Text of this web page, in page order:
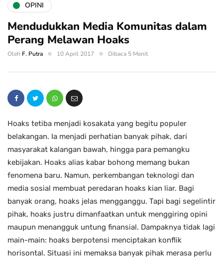
OPINI
Mendudukkan Media Komunitas dalam
Perang Melawan Hoaks
Oleh F. Putra 10 April 2017 Dibaca 5 Menit
Hoaks tetiba menjadi kosakata yang begitu populer
belakangan. Ia menjadi perhatian banyak pihak, dari
masyarakat kalangan bawah, hingga para pemangku
kebijakan. Hoaks alias kabar bohong memang bukan
fenomena baru. Namun, perkembangan teknologi dan
media sosial membuat peredaran hoaks kian liar. Bagi
banyak orang, hoaks jelas mengganggu. Tapi bagi segelintir
pihak, hoaks justru dimanfaatkan untuk menggiring opini
maupun menangguk untung finansial. Dampaknya tidak lagi
main-main: hoaks berpotensi menciptakan konflik
horisontal. Situasi ini memaksa banyak pihak merasa perlu